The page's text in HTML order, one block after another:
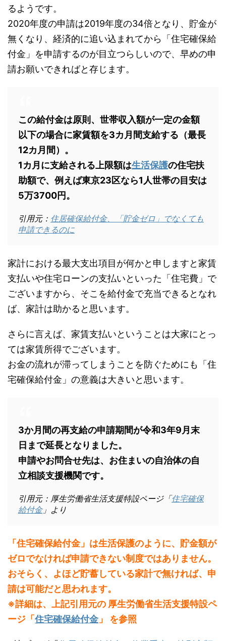
るようです。
2020年度の申請は2019年度の34倍となり、貯金が
無くなり、経済的に追い込まれてから「住宅確保給
付金」を申請するのが目立つらしいので、早めの申
請お願いできればと存じます。
この給付金は原則、世帯収入額が一定の金額
以下の場合に家賃額を3カ月間支給する（最長
12カ月間）。
1カ月に支給される上限額は生活保護の住宅扶
助額で、例えば東京23区なら1人世帯の目安は
5万3700円。
引用元： 住居確保給付金、「貯金ゼロ」でなくても
申請できるのに
家計における最大支出項目が何かと申しますと家賃
支払いや住宅ローンの支払いといった「住宅費」で
ございますから、そこを給付金で充当できるとなれ
ば、家計は助かると思います。
さらに言えば、家賃支払いということは大家にとっ
ては家賃所得でございます。
お金の流れが滞ってしまうことを防ぐためにも「住
宅確保給付金」の意義は大きいと思います。
3か月間の再支給の申請期間が令和3年9月末
日まで延長となりました。
申請やお問合せ先は、お住まいの自治体の自
立相談支援機関です。
引用元：厚生労働省生活支援特設ページ「住宅確保
給付金」より
「住宅確保給付金」は生活保護のように、貯金額が
ゼロでなければ申請できない制度ではありません。
おそらく、よほど貯蓄している家計で無ければ、申
請は可能だと思われます。
※詳細は、上記引用元の 厚生労働省生活支援特設ペ
ージ「 住宅確保給付金 」 を参照